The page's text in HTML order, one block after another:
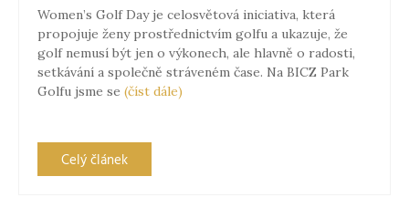
Women’s Golf Day je celosvětová iniciativa, která
propojuje ženy prostřednictvím golfu a ukazuje, že
golf nemusí být jen o výkonech, ale hlavně o radosti,
setkávání a společně stráveném čase. Na BICZ Park
Golfu jsme se (číst dále)
Celý článek